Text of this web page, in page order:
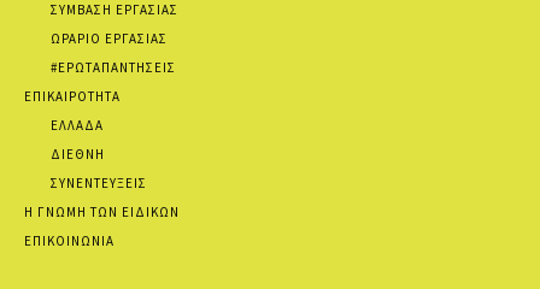
ΣΥΜΒΑΣΗ ΕΡΓΑΣΙΑΣ
ΩΡΑΡΙΟ ΕΡΓΑΣΙΑΣ
#ΕΡΩΤΑΠΑΝΤΗΣΕΙΣ
ΕΠΙΚΑΙΡΟΤΗΤΑ
ΕΛΛΑΔΑ
ΔΙΕΘΝΗ
ΣΥΝΕΝΤΕΥΞΕΙΣ
Η ΓΝΩΜΗ ΤΩΝ ΕΙΔΙΚΩΝ
ΕΠΙΚΟΙΝΩΝΙΑ